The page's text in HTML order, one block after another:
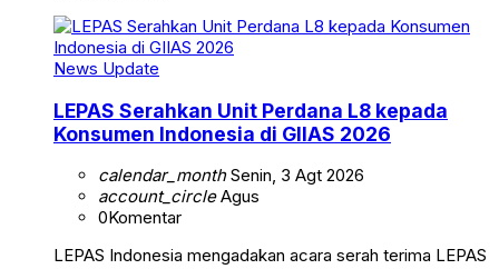
News Update
LEPAS Serahkan Unit Perdana L8 kepada
Konsumen Indonesia di GIIAS 2026
calendar_monthSenin, 3 Agt 2026
account_circleAgus
0Komentar
LEPAS Indonesia mengadakan acara serah terima LEPAS